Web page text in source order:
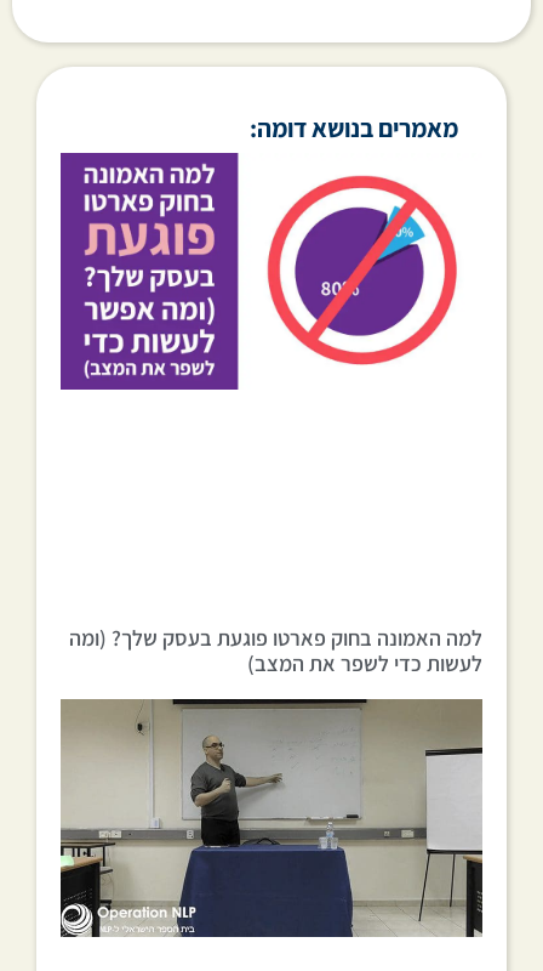
מאמרים בנושא דומה:
למה האמונה בחוק פארטו פוגעת בעסק שלך? (ומה
לעשות כדי לשפר את המצב)